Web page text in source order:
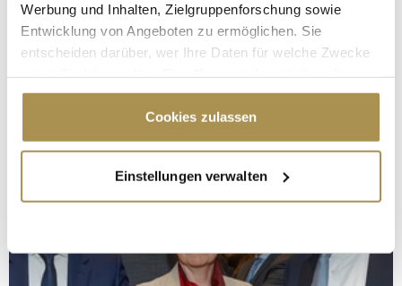
Werbung und Inhalten, Zielgruppenforschung sowie
Entwicklung von Angeboten zu ermöglichen. Sie
entscheiden darüber, wer Ihre Daten für welche Zwecke
Cookie-Erklärung oder durch Klicken auf das Privacy
Trigger Symbol ändern oder widerrufen
Informationen über Ihre geografische Lage
erfassen, welche bis auf einige Meter genau sein
bestimmten Merkmalen (Fingerprinting) identifizieren
Cookies zulassen
Einstellungen verwalten